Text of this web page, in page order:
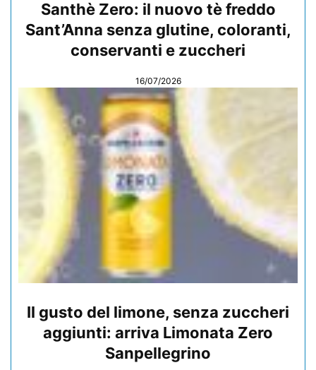
Santhè Zero: il nuovo tè freddo
Sant’Anna senza glutine, coloranti,
conservanti e zuccheri
16/07/2026
Il gusto del limone, senza zuccheri
aggiunti: arriva Limonata Zero
Sanpellegrino